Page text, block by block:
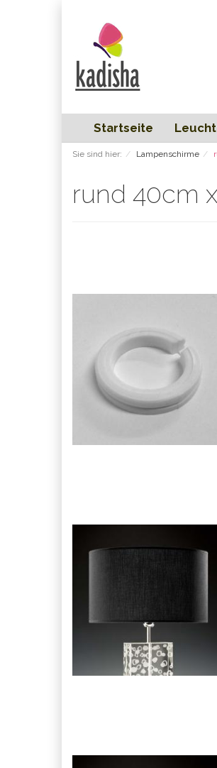
Startseite
Sie sind hier: Lampenschirme
rund 40cm